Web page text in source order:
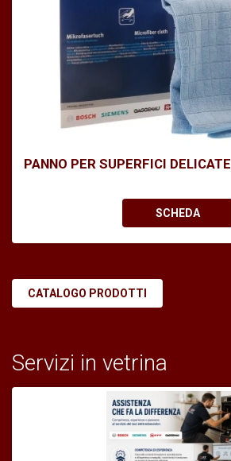
PANNO PER SUPERFICI DELICATE
SCHEDA
CATALOGO PRODOTTI
Servizi in vetrina